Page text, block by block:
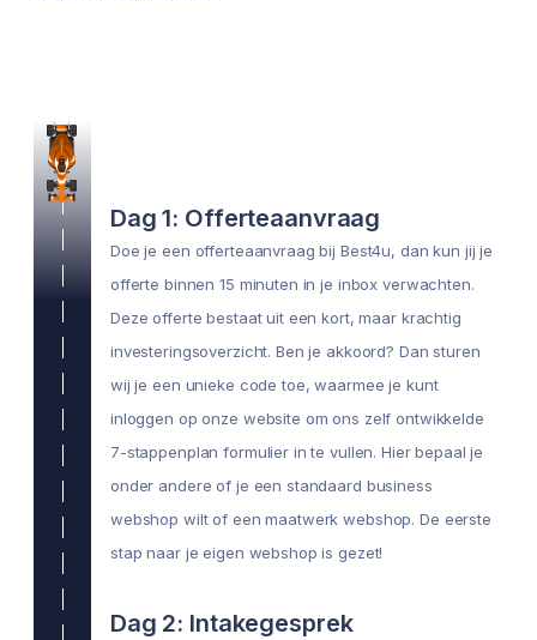
Dag 1: Offerteaanvraag
Doe je een offerteaanvraag bij Best4u, dan kun jij je
offerte binnen 15 minuten in je inbox verwachten.
Deze offerte bestaat uit een kort, maar krachtig
investeringsoverzicht. Ben je akkoord? Dan sturen
wij je een unieke code toe, waarmee je kunt
inloggen op onze website om ons zelf ontwikkelde
7-stappenplan formulier in te vullen. Hier bepaal je
onder andere of je een standaard business
webshop wilt of een maatwerk webshop. De eerste
stap naar je eigen webshop is gezet!
Dag 2: Intakegesprek